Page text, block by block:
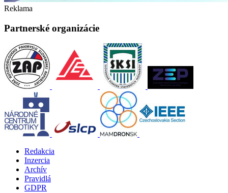
Reklama
Partnerské organizácie
Redakcia
Inzercia
Archív
Pravidlá
GDPR